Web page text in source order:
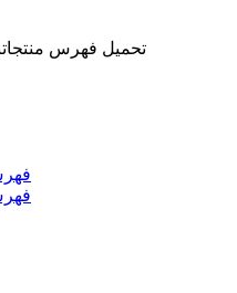
تحميل فهرس